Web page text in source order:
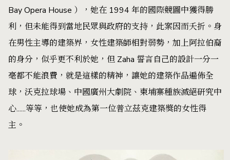
Bay Opera House ），她在 1994 年的國際競圖中獲得勝
利，但未能得到當地民眾與政府的支持，此案因而夭折。身
在男性主導的建築界，女性建築師相對弱勢，加上阿拉伯裔
的身分，似乎更不利於她，但 Zaha 誓言自己的設計一分一
毫都不能浪費，就是這樣的精神，讓她的建築作品遍佈全
球，沃克拉球場、中國廣州大劇院、柬埔寨種族滅絕研究中
心......等等，也使她成為第一位普立茲克建築獎的女性得
主。